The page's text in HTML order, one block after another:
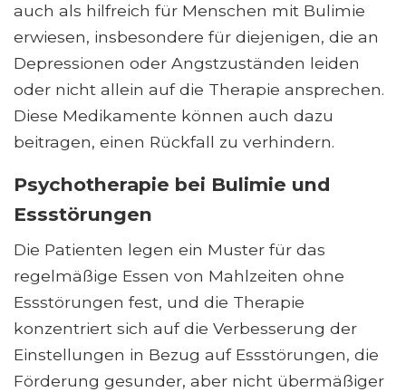
auch als hilfreich für Menschen mit Bulimie
erwiesen, insbesondere für diejenigen, die an
Depressionen oder Angstzuständen leiden
oder nicht allein auf die Therapie ansprechen.
Diese Medikamente können auch dazu
beitragen, einen Rückfall zu verhindern.
Psychotherapie bei Bulimie und
Essstörungen
Die Patienten legen ein Muster für das
regelmäßige Essen von Mahlzeiten ohne
Essstörungen fest, und die Therapie
konzentriert sich auf die Verbesserung der
Einstellungen in Bezug auf Essstörungen, die
Förderung gesunder, aber nicht übermäßiger